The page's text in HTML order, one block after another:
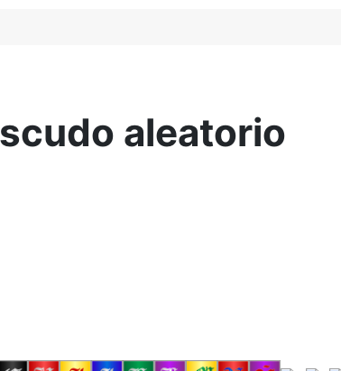
aleatorio